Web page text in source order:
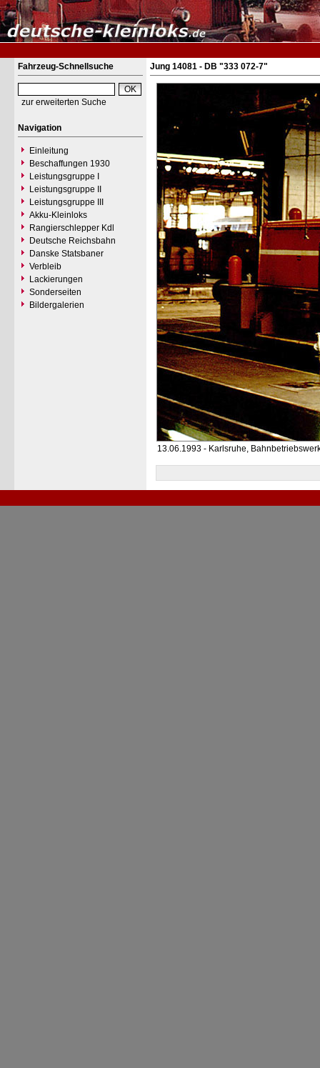
Fahrzeug-Schnellsuche
zur erweiterten Suche
Navigation
Einleitung
Beschaffungen 1930
Leistungsgruppe I
Leistungsgruppe II
Leistungsgruppe III
Akku-Kleinloks
Rangierschlepper Kdl
Deutsche Reichsbahn
Danske Statsbaner
Verbleib
Lackierungen
Sonderseiten
Bildergalerien
Jung 14081 - DB "333 072-7"
13.06.1993 - Karlsruhe,